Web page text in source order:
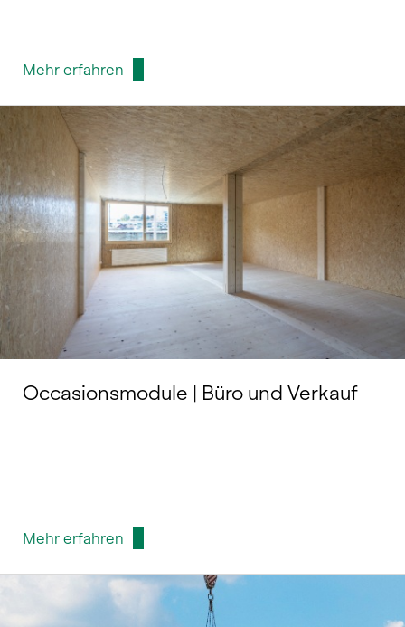
Mehr erfahren
Occasionsmodule | Büro und Verkauf
Mehr erfahren